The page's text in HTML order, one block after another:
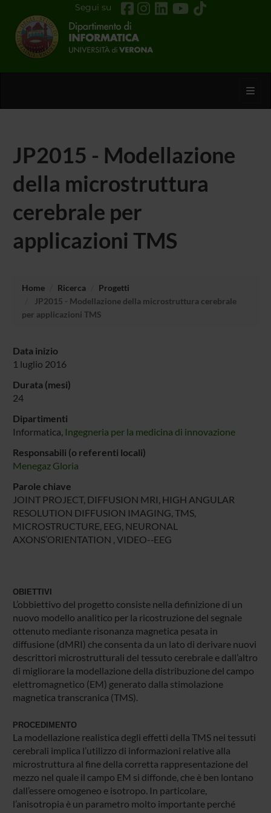
Segui su
JP2015 - Modellazione
della microstruttura
cerebrale per
applicazioni TMS
Home Ricerca
Progetti
JP2015 - Modellazione della microstruttura cerebrale
per applicazioni TMS
Data inizio
1 luglio 2016
Durata (mesi)
24
Dipartimenti
Informatica, Ingegneria per la medicina di innovazione
Responsabili (o referenti locali)
Menegaz Gloria
Parole chiave
JOINT PROJECT, DIFFUSION MRI, HIGH ANGULAR
RESOLUTION DIFFUSION IMAGING, TMS,
MICROSTRUCTURE, EEG, NEURONAL
AXONS’ORIENTATION , VIDEO-­‐EEG
OBIETTIVI
L’obbiettivo del progetto consiste nella definizione di un
nuovo modello analitico per la ricostruzione del segnale
ottenuto mediante risonanza magnetica pesata in
diffusione (dMRI) che consenta da un lato di derivare nuovi
descrittori microstrutturali del tessuto cerebrale e dall’altro
di migliorare la modellazione della distribuzione del campo
elettromagnetico (EM) generato dalla stimolazione
magnetica transcranica (TMS).
PROCEDIMENTO
La modellazione realistica degli effetti della TMS nei tessuti
cerebrali implica l’utilizzo di informazioni relative alla
microstruttura al fine della corretta rappresentazione del
mezzo nel quale il campo EM si diffonde, che è ben lontano
dall’essere omogeneo e isotropo. In particolare,
l’anisotropia è un parametro molto importante perché